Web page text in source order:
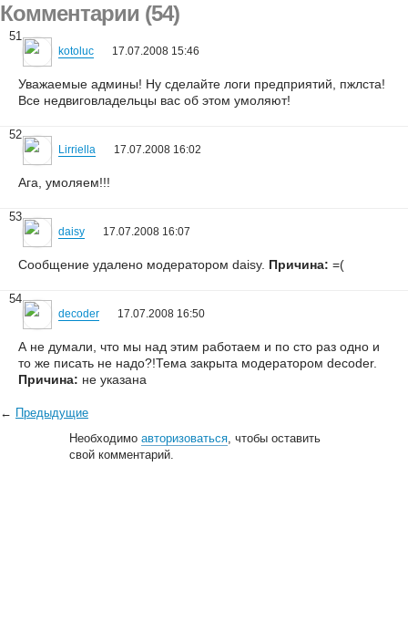
Комментарии (54)
51
kotoluc 17.07.2008 15:46
Уважаемые админы! Ну сделайте логи предприятий, пжлста!
Все недвиговладельцы вас об этом умоляют!
52
Lirriella 17.07.2008 16:02
Ага, умоляем!!!
53
daisy 17.07.2008 16:07
Сообщение удалено модератором daisy. Причина: =(
54
decoder 17.07.2008 16:50
А не думали, что мы над этим работаем и по сто раз одно и
то же писать не надо?!Тема закрыта модератором decoder.
Причина: не указана
← Предыдущие
Необходимоавторизоваться, чтобы оставить
свой комментарий.